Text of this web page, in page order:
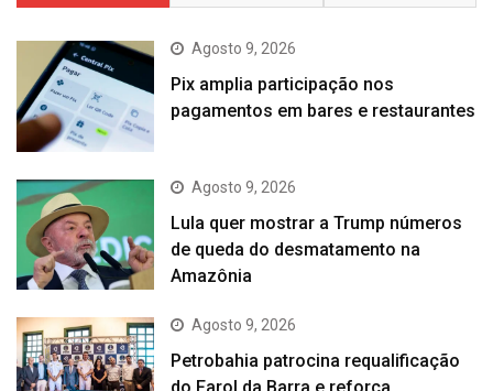
Agosto 9, 2026
Pix amplia participação nos
pagamentos em bares e restaurantes
Agosto 9, 2026
Lula quer mostrar a Trump números
de queda do desmatamento na
Amazônia
Agosto 9, 2026
Petrobahia patrocina requalificação